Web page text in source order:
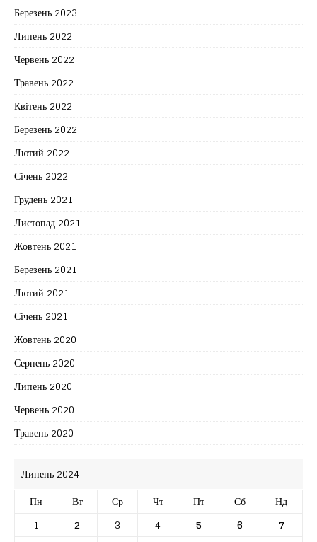
Березень 2023
Липень 2022
Червень 2022
Травень 2022
Квітень 2022
Березень 2022
Лютий 2022
Січень 2022
Грудень 2021
Листопад 2021
Жовтень 2021
Березень 2021
Лютий 2021
Січень 2021
Жовтень 2020
Серпень 2020
Липень 2020
Червень 2020
Травень 2020
Липень 2024
Пн
Вт Ср Чт Пт Сб
Нд
1
2 3 4 5 6
7